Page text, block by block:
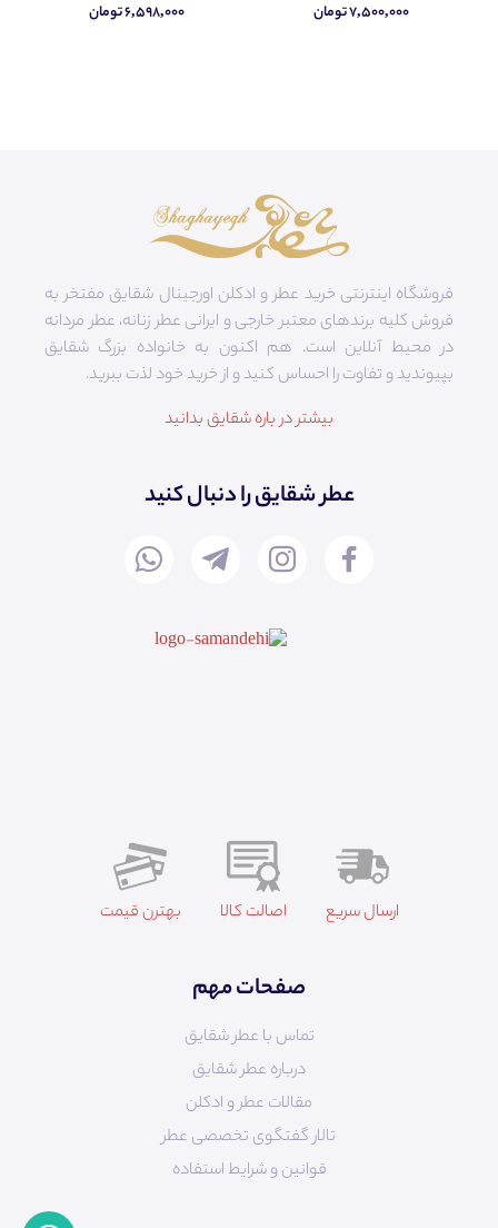
۷,۵۰۰,۰۰۰ تومان ۶,۵۹۸,۰۰۰ تومان
فروشگاه اینترنتی خرید عطر و ادکلن اورجینال شقایق مفتخر به
فروش کلیه برندهای معتبر خارجی و ایرانی عطر زنانه، عطر مردانه
در محیط آنلاین است. هم‌ اکنون به خانواده بزرگ شقایق
بپیوندید و تفاوت را احساس کنید و از خرید خود لذت ببرید.
بیشتر در باره شقایق بدانید
عطر شقایق را دنبال کنید
ارسال سریع اصالت کالا بهترن قیمت
صفحات مهم
تماس با عطر شقایق
درباره عطر شقایق
مقالات عطر و ادکلن
تالار گفتگوی تخصصی عطر
قوانین و شرایط استفاده